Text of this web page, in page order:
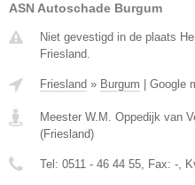
ASN Autoschade Burgum
Niet gevestigd in de plaats
Friesland.
Friesland » Burgum Google
Meester W.M. Oppedijk van
(Friesland)
Tel: 0511 - 46 44 55, Fax: -,